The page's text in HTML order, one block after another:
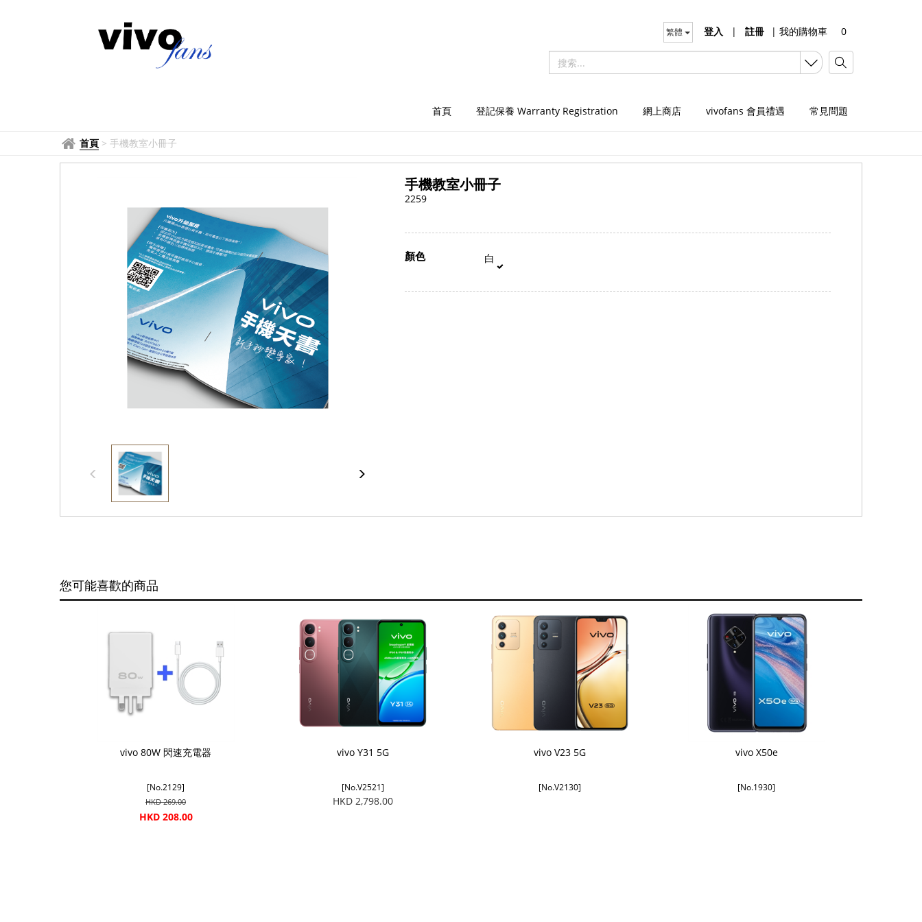
| 我的購物車 0
登入 | 註冊
繁體
首頁 登記保養 Warranty Registration 網上商店 vivofans 會員禮遇 常見問題
首頁 > 手機教室小冊子
手機教室小冊子
2259
顏色 白
您可能喜歡的商品
vivo 80W 閃速充電器
[No.2129]
HKD 269.00
HKD 208.00
vivo Y31 5G
[No.V2521]
HKD 2,798.00
vivo V23 5G
[No.V2130]
vivo X50e
[No.1930]